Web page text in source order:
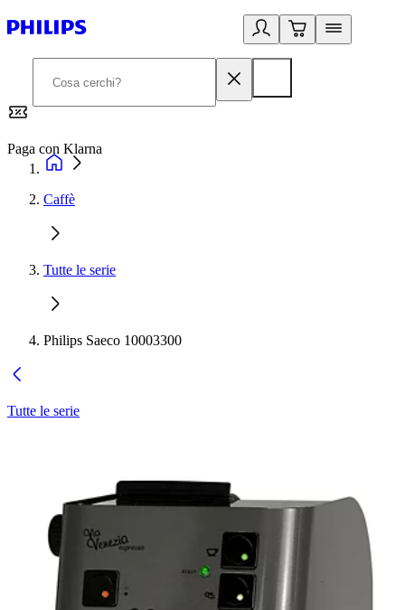
Paga con Klarna
Caffè
Tutte le serie
Philips Saeco 10003300
Tutte le serie